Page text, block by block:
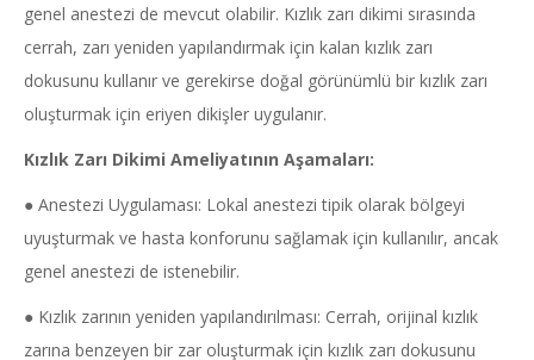
genel anestezi de mevcut olabilir. Kızlık zarı dikimi sırasında
cerrah, zarı yeniden yapılandırmak için kalan kızlık zarı
dokusunu kullanır ve gerekirse doğal görünümlü bir kızlık zarı
oluşturmak için eriyen dikişler uygulanır.
Kızlık Zarı Dikimi Ameliyatının Aşamaları:
● Anestezi Uygulaması: Lokal anestezi tipik olarak bölgeyi
uyuşturmak ve hasta konforunu sağlamak için kullanılır, ancak
genel anestezi de istenebilir.
● Kızlık zarının yeniden yapılandırılması: Cerrah, orijinal kızlık
zarına benzeyen bir zar oluşturmak için kızlık zarı dokusunu